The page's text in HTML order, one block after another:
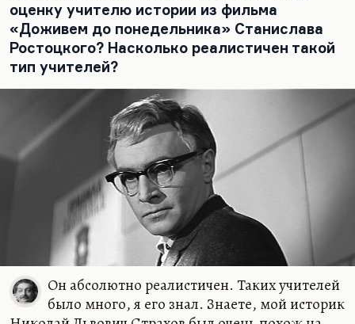
оценку учителю истории из фильма
«Доживем до понедельника» Станислава
Ростоцкого? Насколько реалистичен такой
тип учителей?
Он абсолютно реалистичен. Таких учителей
было много, я его знал. Знаете, мой историк